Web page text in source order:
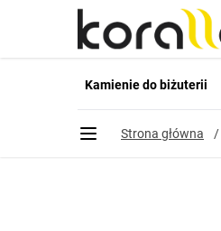
Przejdź do treści
Kamienie do biżuterii
Strona główna /